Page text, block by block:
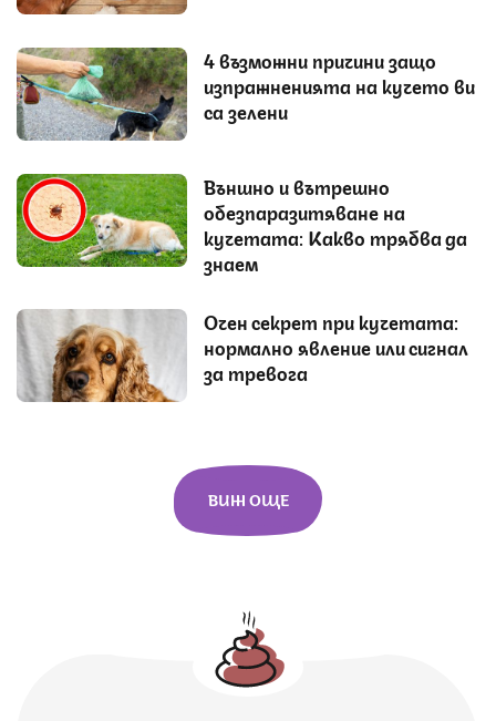
4 възможни причини защо
изпражненията на кучето ви
са зелени
Външно и вътрешно
обезпаразитяване на
кучетата: Какво трябва да
знаем
Очен секрет при кучетата:
нормално явление или сигнал
за тревога
ВИЖ ОЩЕ